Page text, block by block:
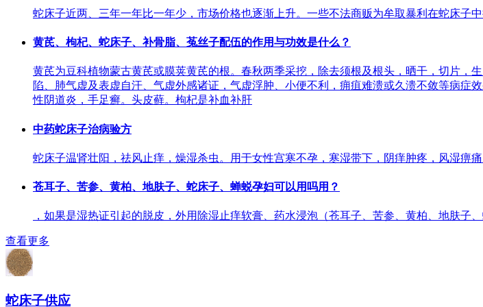
蛇床子近两、三年一年比一年少，市场价格也逐渐上升。一些不法商贩为牟取暴利在蛇床子
黄芪、枸杞、蛇床子、补骨脂、菟丝子配伍的作用与功效是什么？
黄芪为豆科植物蒙古黄芪或膜荚黄芪的根。春秋两季采挖，除去须根及根头，晒干，切片
陷、肺气虚及表虚自汗、气虚外感诸证，气虚浮肿、小便不利，痈疽难溃或久溃不敛等病
性阴道炎，手足癣。头皮藓。枸杞是补血补肝
中药蛇床子治病验方
蛇床子温肾壮阳，祛风止痒，燥湿杀虫。用于女性宫寒不孕，寒湿带下，阴痒肿疼，风湿痹
苍耳子、苦参、黄柏、地肤子、蛇床子、蝉蜕孕妇可以用吗用？
，如果是湿热证引起的脱皮，外用除湿止痒软膏、药水浸泡（苍耳子、苦参、黄柏、地肤子
查看更多
蛇床子供应